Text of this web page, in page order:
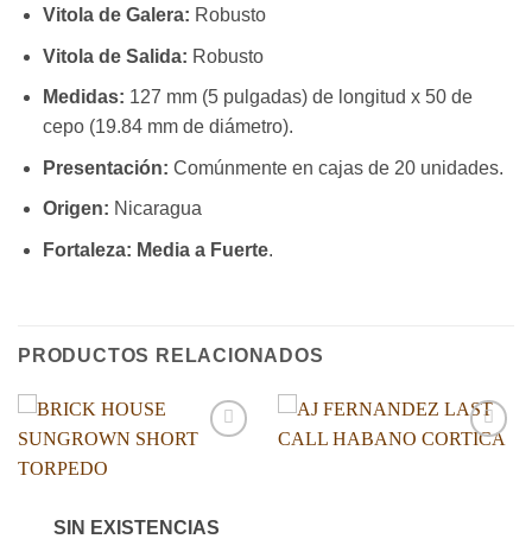
Vitola de Galera: Robusto
Vitola de Salida: Robusto
Medidas: 127 mm (5 pulgadas) de longitud x 50 de
cepo (19.84 mm de diámetro).
Presentación: Comúnmente en cajas de 20 unidades.
Origen: Nicaragua
Fortaleza: Media a Fuerte.
PRODUCTOS RELACIONADOS
SIN EXISTENCIAS